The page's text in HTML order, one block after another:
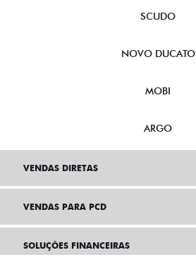
SCUDO
NOVO DUCATO
MOBI
ARGO
VENDAS DIRETAS
VENDAS PARA PCD
SOLUÇÕES FINANCEIRAS